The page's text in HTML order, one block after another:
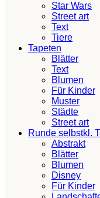
Star Wars
Street art
Text
Tiere
Tapeten
Blätter
Text
Blumen
Für Kinder
Muster
Städte
Street art
Runde selbstkl.
Abstrakt
Blätter
Blumen
Disney
Für Kinder